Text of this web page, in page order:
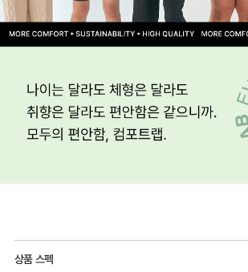
상품 스펙